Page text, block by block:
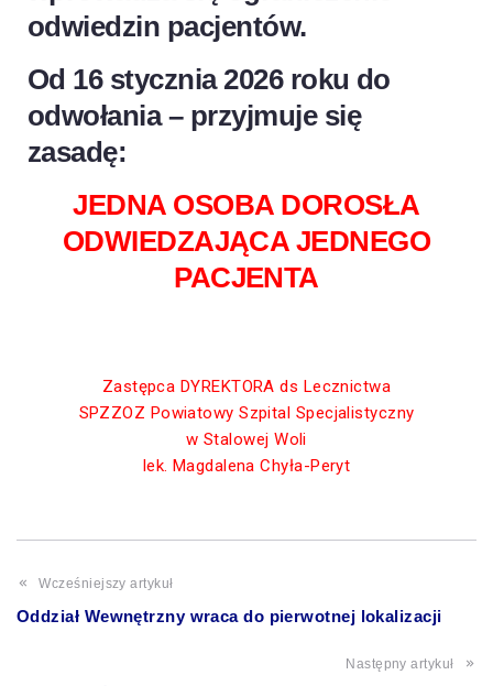
odwiedzin pacjentów.
Od 16 stycznia 2026 roku do
odwołania – przyjmuje się
zasadę:
JEDNA OSOBA DOROSŁA
ODWIEDZAJĄCA JEDNEGO
PACJENTA
Zastępca DYREKTORA ds Lecznictwa
SPZZOZ Powiatowy Szpital Specjalistyczny
w Stalowej Woli
lek. Magdalena Chyła-Peryt
Wcześniejszy artykuł
Oddział Wewnętrzny wraca do pierwotnej lokalizacji
Następny artykuł